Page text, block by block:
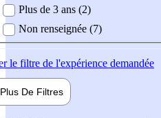
Plus de 3 ans (2)
Non renseignée (7)
le filtre de l'expérience demandée
Plus De Filtres